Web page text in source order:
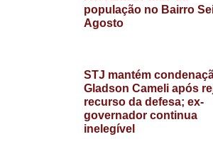
população no Bairro
Agosto
STJ mantém
Gladson Cameli após
recurso da defesa; ex-
governador continua
inelegível